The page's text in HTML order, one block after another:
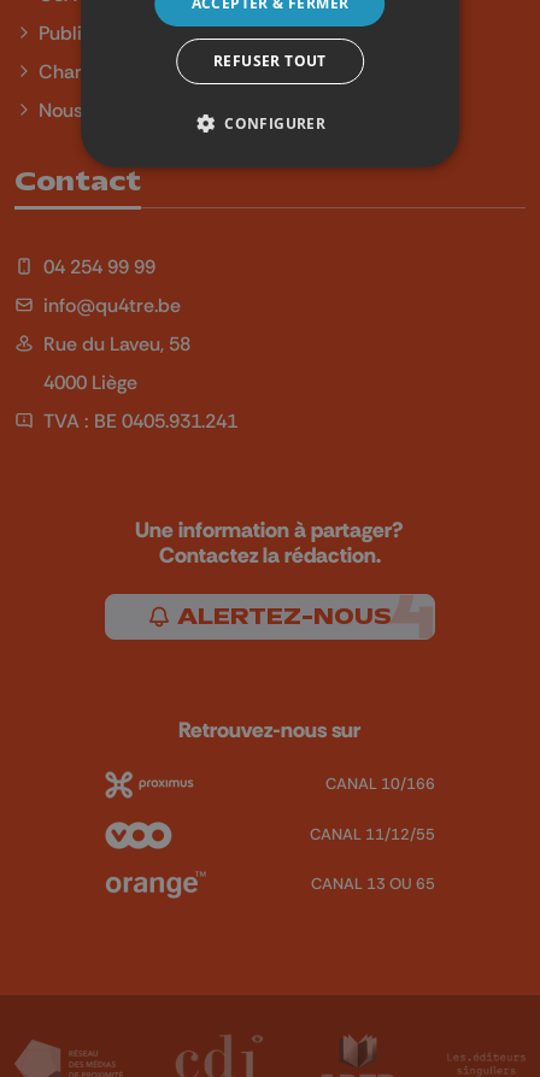
Publicité
Charte sur l'égalité et la diversité
Nous contacter
Contact
04 254 99 99
info@qu4tre.be
Rue du Laveu, 58
4000 Liège
TVA : BE 0405.931.241
Une information à partager?
Contactez la rédaction.
ALERTEZ-NOUS
Retrouvez-nous sur
CANAL 10/166
CANAL 11/12/55
CANAL 13 OU 65
REFUSER TOUT
CONFIGURER